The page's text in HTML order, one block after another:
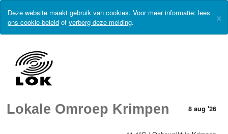
Deze website maakt gebruik van cookies. Voor meer informatie: lees
ons cookie-beleid of verberg deze melding. ×
Lokale Omroep Krimpen 8 aug '26